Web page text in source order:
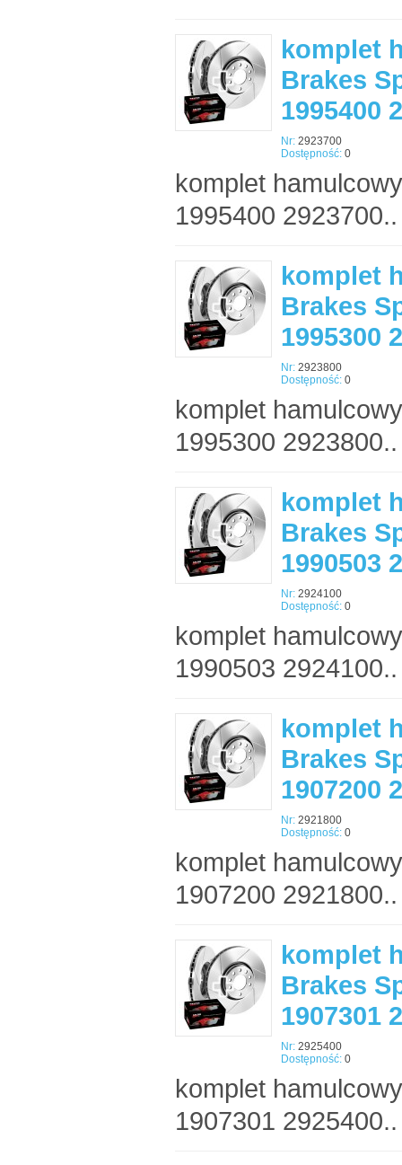
komplet
Brakes
1995400
Nr: 2923700
Dostępność: 0
komplet
1995400 2923700..
komplet
Brakes
1995300
Nr: 2923800
Dostępność: 0
komplet
1995300 2923800..
komplet
Brakes
1990503
Nr: 2924100
Dostępność: 0
komplet
1990503 2924100..
komplet
Brakes
1907200
Nr: 2921800
Dostępność: 0
komplet
1907200 2921800..
komplet
Brakes
1907301
Nr: 2925400
Dostępność: 0
komplet
1907301 2925400..